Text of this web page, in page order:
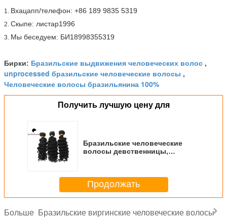
1. Вхацапп/телефон: +86 189 9835 5319
2. Скыпе: листар1996
3. Мы беседуем: БИ18998355319
Бирки: Бразильские выдвижения человеческих волос ,
unprocessed бразильские человеческие волосы ,
Человеческие волосы бразильянина 100%
Получить лучшую цену для
Бразильские человеческие
волосы девственницы,
Продолжать
Больше Бразильские виргинские человеческие волосы